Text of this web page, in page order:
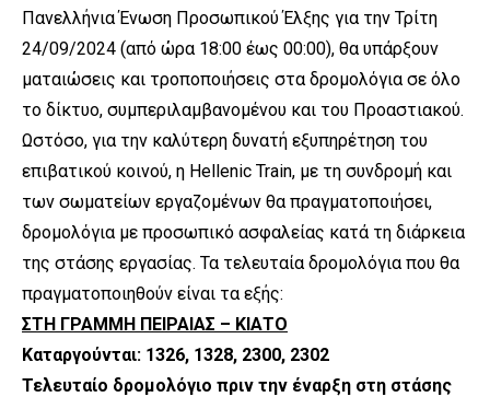
Πανελλήνια Ένωση Προσωπικού Έλξης για την Τρίτη
24/09/2024 (από ώρα 18:00 έως 00:00), θα υπάρξουν
ματαιώσεις και τροποποιήσεις στα δρομολόγια σε όλο
το δίκτυο, συμπεριλαμβανομένου και του Προαστιακού.
Ωστόσο, για την καλύτερη δυνατή εξυπηρέτηση του
επιβατικού κοινού, η Hellenic Train, με τη συνδρομή και
των σωματείων εργαζομένων θα πραγματοποιήσει,
δρομολόγια με προσωπικό ασφαλείας κατά τη διάρκεια
της στάσης εργασίας. Τα τελευταία δρομολόγια που θα
πραγματοποιηθούν είναι τα εξής:
ΣΤΗ ΓΡΑΜΜΗ ΠΕΙΡΑΙΑΣ – ΚΙΑΤΟ
Καταργούνται: 1326, 1328, 2300, 2302
Τελευταίο δρομολόγιο πριν την έναρξη στη στάσης